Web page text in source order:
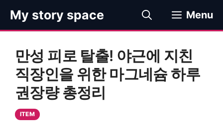
츠
My story space Menu
만성 피로 탈출! 야근에 지친
직장인을 위한 마그네슘 하루
권장량 총정리
ITEM